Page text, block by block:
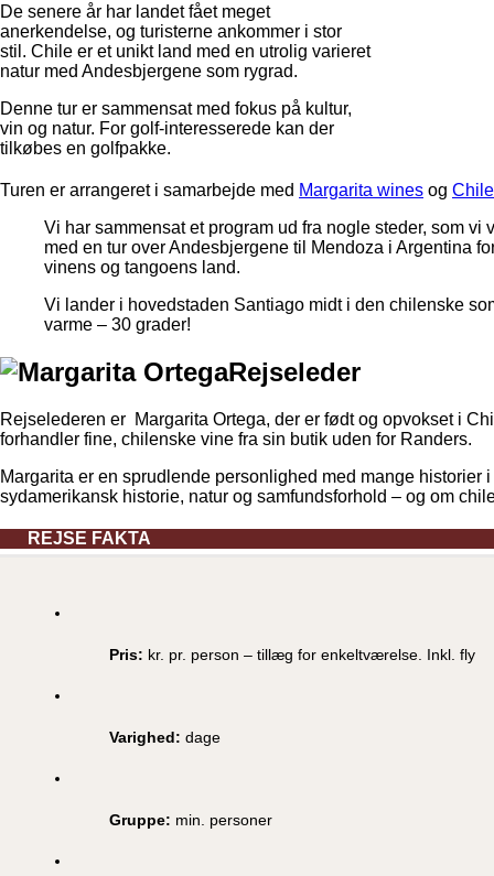
De senere år har landet fået meget
anerkendelse, og turisterne ankommer i stor
stil. Chile er et unikt land med en utrolig varieret
natur med Andesbjergene som rygrad.
Denne tur er sammensat med fokus på kultur,
vin og natur. For golf-interesserede kan der
tilkøbes en golfpakke.
Turen er arrangeret i samarbejde med Margarita wines og
Vi har sammensat et program ud fra nogle steder, som
med en tur over Andesbjergene til Mendoza i Argentina
vinens og tangoens land.
Vi lander i hovedstaden Santiago midt i den chilenske
varme – 30 grader!
Rejseleder
Rejselederen er Margarita Ortega, der er født og opvokset i
forhandler fine, chilenske vine fra sin butik uden for Randers.
Margarita er en sprudlende personlighed med mange historier
sydamerikansk historie, natur og samfundsforhold – og om
REJSE FAKTA
Pris: kr. pr. person – tillæg for enkeltværelse. Inkl. fly
Varighed: dage
Gruppe: min. personer